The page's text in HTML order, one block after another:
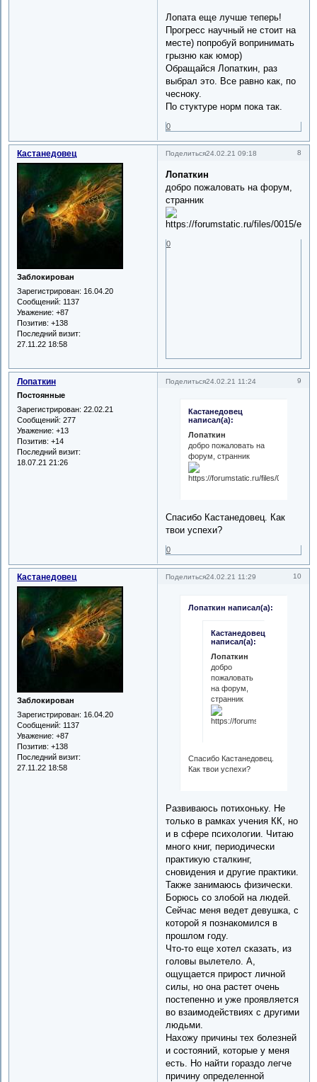
Лопата еще лучше теперь!
Прогресс научный не стоит на
месте) попробуй вопринимать
грызню как юмор)
Обращайся Лопаткин, раз
выбрал это. Все равно как, по
чесноку.
По стуктуре норм пока так.
0
Поделиться 8
24.02.21 09:18
Кастанедовец
Заблокирован
Зарегистрирован: 16.04.20
Сообщений: 1137
Уважение: +87
Позитив: +138
Последний визит:
27.11.22 18:58
Лопаткин
добро пожаловать на форум,
странник
0
Поделиться 9
24.02.21 11:24
Лопаткин
Постоянные
Зарегистрирован: 22.02.21
Сообщений: 277
Уважение: +13
Позитив: +14
Последний визит:
18.07.21 21:26
Кастанедовец
написал(а):
Лопаткин
добро пожаловать на
форум, странник
Спасибо Кастанедовец. Как
твои успехи?
0
Поделиться 10
24.02.21 11:29
Кастанедовец
Заблокирован
Зарегистрирован: 16.04.20
Сообщений: 1137
Уважение: +87
Позитив: +138
Последний визит:
27.11.22 18:58
Лопаткин написал(а):
Кастанедовец
написал(а):
Лопаткин
добро
пожаловать
на форум,
странник
Спасибо Кастанедовец.
Как твои успехи?
Развиваюсь потихоньку. Не
только в рамках учения КК, но
и в сфере психологии. Читаю
много книг, периодически
практикую сталкинг,
сновидения и другие практики.
Также занимаюсь физически.
Борюсь со злобой на людей.
Сейчас меня ведет девушка, с
которой я познакомился в
прошлом году.
Что-то еще хотел сказать, из
головы вылетело. А,
ощущается прирост личной
силы, но она растет очень
постепенно и уже проявляется
во взаимодействиях с другими
людьми.
Нахожу причины тех болезней
и состояний, которые у меня
есть. Но найти гораздо легче
причину определенной